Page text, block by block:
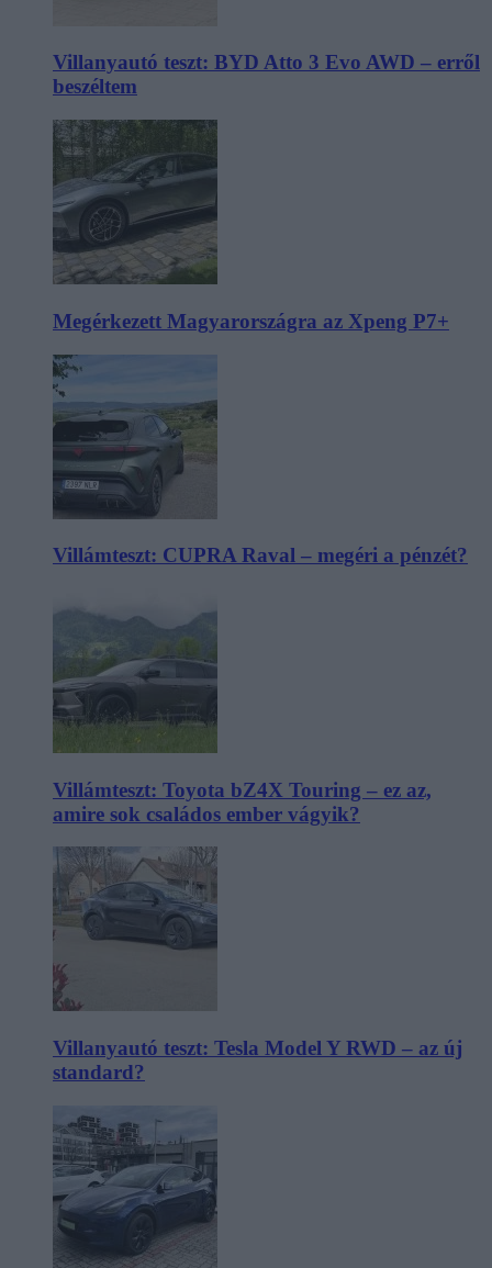
Villanyautó teszt: BYD Atto 3 Evo AWD – erről
beszéltem
Megérkezett Magyarországra az Xpeng P7+
Villámteszt: CUPRA Raval – megéri a pénzét?
Villámteszt: Toyota bZ4X Touring – ez az,
amire sok családos ember vágyik?
Villanyautó teszt: Tesla Model Y RWD – az új
standard?